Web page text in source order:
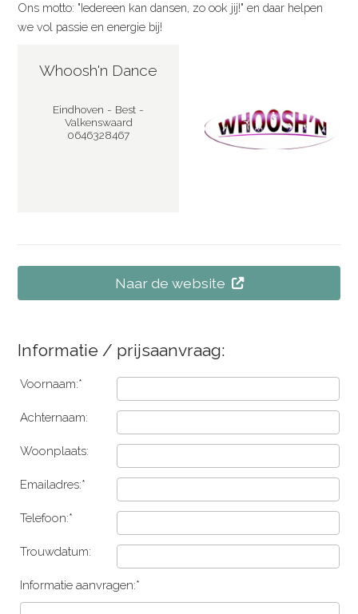
Ons motto: "Iedereen kan dansen, zo ook jij!" en daar helpen
we vol passie en energie bij!
Whoosh'n Dance
Eindhoven - Best -
Valkenswaard
0646328467
Naar de website
Informatie / prijsaanvraag:
Voornaam:*
Achternaam:
Woonplaats:
Emailadres:*
Telefoon:*
Trouwdatum:
Informatie aanvragen:*